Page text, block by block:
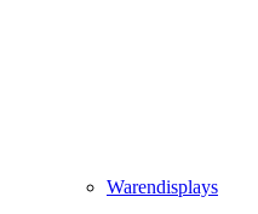
Warendisplays